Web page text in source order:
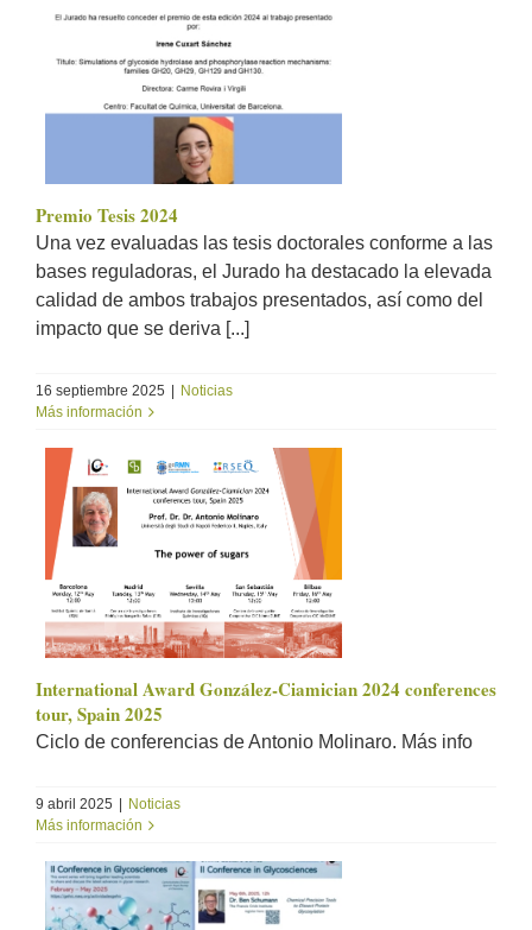
Premio Tesis 2024
Una vez evaluadas las tesis doctorales conforme a las
bases reguladoras, el Jurado ha destacado la elevada
calidad de ambos trabajos presentados, así como del
impacto que se deriva [...]
16 septiembre 2025
Noticias
Más información
International Award González-Ciamician 2024 conferences
tour, Spain 2025
Ciclo de conferencias de Antonio Molinaro. Más info
9 abril 2025
Noticias
Más información